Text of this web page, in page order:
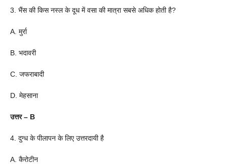
3. भैंस की किस नस्ल के दूध में वसा की मात्रा सबसे अधिक होती है?
A. मुर्रा
B. भदावरी
C. जफराबादी
D. मेहसाना
उत्तर – B
4. दुग्ध के पीलापन के लिए उत्तरदायी है
A. कैरोटीन